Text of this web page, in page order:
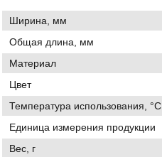
Ширина, мм
Общая длина, мм
Материал
Цвет
Температура использования, °C
Единица измерения продукции
Вес, г